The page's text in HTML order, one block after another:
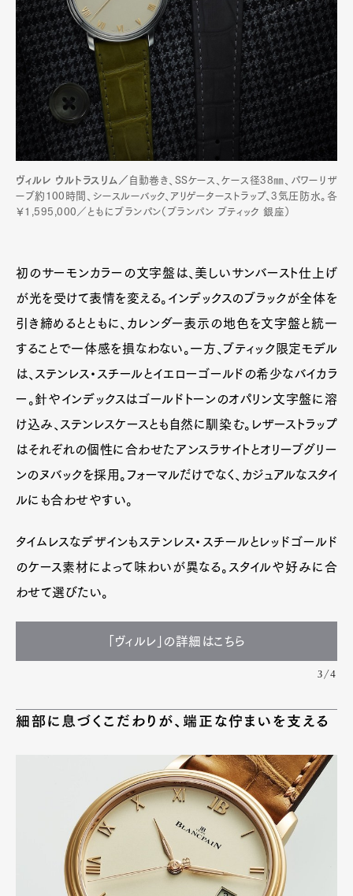
ヴィルレ ウルトラスリム／ 自動巻き、SSケース、ケース径38㎜、パワーリザ
ーブ約100時間、シースルーバック、アリゲーターストラップ、3気圧防水。各
￥1,595,000／ともにブランパン（ブランパン ブティック 銀座）
初のサーモンカラーの文字盤は、美しいサンバースト仕上げ
が光を受けて表情を変える。インデックスのブラックが全体を
引き締めるとともに、カレンダー表示の地色を文字盤と統一
することで一体感を損なわない。一方、ブティック限定モデル
は、ステンレス・スチールとイエローゴールドの希少なバイカラ
ー。針やインデックスはゴールドトーンのオパリン文字盤に溶
け込み、ステンレスケースとも自然に馴染む。レザーストラップ
はそれぞれの個性に合わせたアンスラサイトとオリーブグリー
ンのヌバックを採用。フォーマルだけでなく、カジュアルなスタイ
ルにも合わせやすい。
タイムレスなデザインもステンレス・スチールとレッドゴールド
のケース素材によって味わいが異なる。スタイルや好みに合
わせて選びたい。
「ヴィルレ」の詳細はこちら
3/4
細部に息づくこだわりが、端正な佇まいを支える